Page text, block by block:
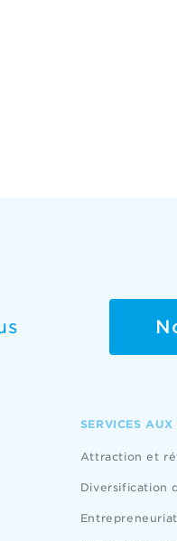
SERVICES AUX
Attraction et
Diversification